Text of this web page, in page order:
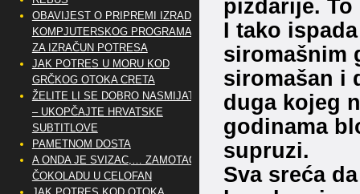
pizdarije.
I tako
siromašnim
siromašan i
duga kojeg
godinama
supruzi.
Sva sreća
OBAVIJEST O PRIPREMI IZRADE
KOMPJUTERSKOG PROGRAMA
ZA IZRAČUN POTRESA
JAK POTRES U MORU KOD
GRČKOG OTOKA CRETA
ŽELITE LI SE DOBRO NASMIJATI
– UKOPČAJTE HRVATSKE
SUBTITLOVE
PAMETNOM DOSTA
A ONDA JE SVIZAC,… ZAMOTAO
ČOKOLADU U CELOFAN